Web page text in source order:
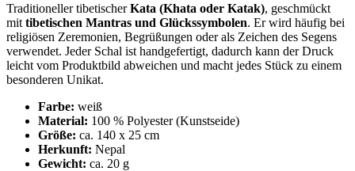
Traditioneller tibetischerKata (Khata oder Katak), geschmückt
mit tibetischen Mantras und Glückssymbolen. Er wird häufig bei
religiösen Zeremonien, Begrüßungen oder als Zeichen des Segens
verwendet. Jeder Schal ist handgefertigt, dadurch kann der Druck
leicht vom Produktbild abweichen und macht jedes Stück zu einem
besonderen Unikat.
Farbe: weiß
Material: 100 % Polyester (Kunstseide)
Größe: ca. 140 x 25 cm
Herkunft: Nepal
Gewicht: ca. 20 g